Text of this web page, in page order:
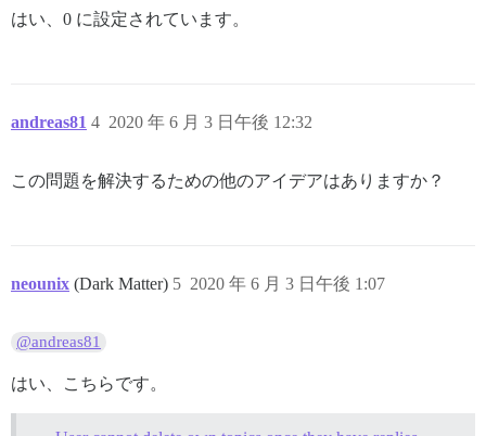
はい、0 に設定されています。
andreas81 2020 年 6 月 3 日午後 12:32
4
この問題を解決するための他のアイデアはありますか？
neounix (Dark Matter) 2020 年 6 月 3 日午後 1:07
5
@andreas81
はい、こちらです。